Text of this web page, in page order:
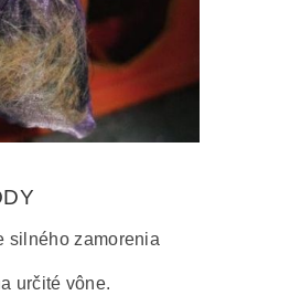
silného zamorenia
určité vône.